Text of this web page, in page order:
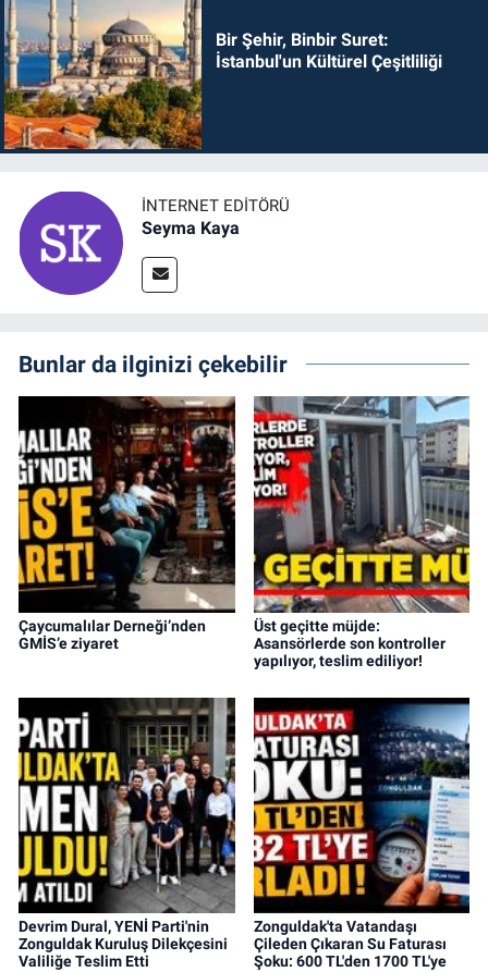
Bir Şehir, Binbir Suret:
İstanbul'un Kültürel Çeşitliliği
İNTERNET EDITÖRÜ
Seyma Kaya
Bunlar da ilginizi çekebilir
Çaycumalılar Derneği’nden
GMİS’e ziyaret
Üst geçitte müjde:
Asansörlerde son kontroller
yapılıyor, teslim ediliyor!
Devrim Dural, YENİ Parti'nin
Zonguldak Kuruluş Dilekçesini
Valiliğe Teslim Etti
Zonguldak'ta Vatandaşı
Çileden Çıkaran Su Faturası
Şoku: 600 TL'den 1700 TL'ye